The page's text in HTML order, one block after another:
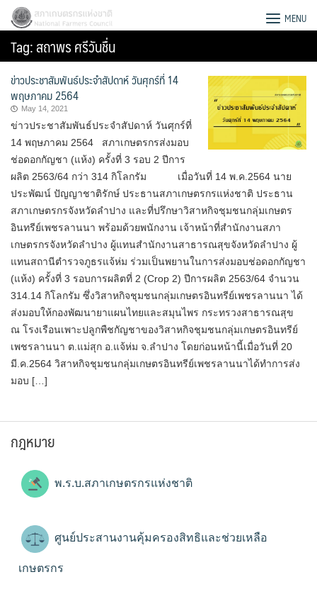
Skip
content
Search
for:
สภาเกษตรกรแห่งชาติ MENU
Tag:สถาพร ศรีวันชื่น
ข่าวประชาสัมพันธ์ประจำสัปดาห์ วันศุกร์ที่ 14
พฤษภาคม 2564
May 14, 2021
ข่าวประชาสัมพันธ์ประจำสัปดาห์ วันศุกร์ที่
14 พฤษภาคม 2564 สภาเกษตรกรส่งมอบ
ช่อดอกกัญชา (แห้ง) ครั้งที่ 3 รอบ 2 ปีการ
ผลิต 2563/64 กว่า 314 กิโลกรัม เมื่อวันที่ 14 พ.ค.2564 นาย
ประพัฒน์ ปัญญาชาติรักษ์ ประธานสภาเกษตรกรแห่งชาติ ประธาน
สภาเกษตรกรจังหวัดลำปาง และที่ปรึกษาวิสาหกิจชุมชนกลุ่มเกษตร
อินทรีย์เพชรลานนา พร้อมด้วยพนักงาน เจ้าหน้าที่สำนักงานสภา
เกษตรกรจังหวัดลำปาง ผู้แทนสำนักงานสาธารณสุขจังหวัดลำปาง ผู้
แทนสถานีตำรวจภูธรแจ้ห่ม ร่วมเป็นพยานในการส่งมอบช่อดอกกัญชา
(แห้ง) ครั้งที่ 3 รอบการผลิตที่ 2 (Crop 2) ปีการผลิต 2563/64 จำนวน
314.14 กิโลกรัม ซึ่งวิสาหกิจชุมชนกลุ่มเกษตรอินทรีย์เพชรลานนา ได้
ส่งมอบให้กองพัฒนายาแผนไทยและสมุนไพร กระทรวงสาธารณสุข
ณ โรงเรือนเพาะปลูกพืชกัญชาของวิสาหกิจชุมชนกลุ่มเกษตรอินทรีย์
เพชรลานนา ต.แม่สุก อ.แจ้ห่ม จ.ลำปาง โดยก่อนหน้านี้เมื่อวันที่ 20
มี.ค.2564 วิสาหกิจชุมชนกลุ่มเกษตรอินทรีย์เพชรลานนาได้ทำการส่ง
มอบ […]
กฎหมาย
พ.ร.บ.สภาเกษตรกรแห่งชาติ
ศูนย์ประสานงานคุ้มครองสิทธิและช่วยเหลือ
เกษตรกร